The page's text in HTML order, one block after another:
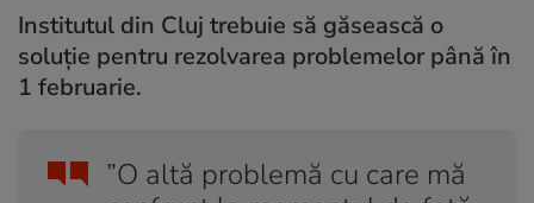
Institutul din Cluj trebuie să găsească o
soluţie pentru rezolvarea problemelor până în
1 februarie.
”O altă problemă cu care mă